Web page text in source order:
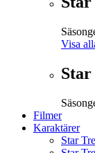
Visa
Filmer
Karaktärer
Star